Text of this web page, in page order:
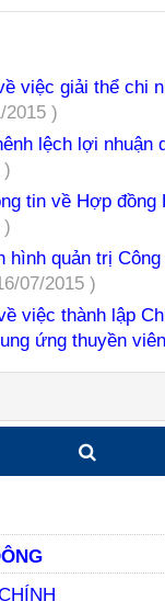
việc giải thể chi
2015 )
lệch lợi nhuận
)
tin về Hợp đồng
)
hình quản trị
07/2015 )
việc thành lập
ứng thuyền viên